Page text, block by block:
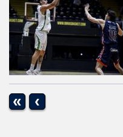
« ‹